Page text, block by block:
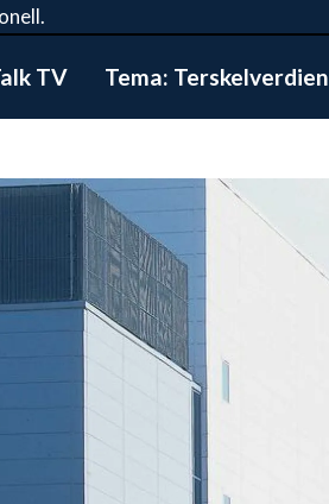
TV Tema: Terskelverdien